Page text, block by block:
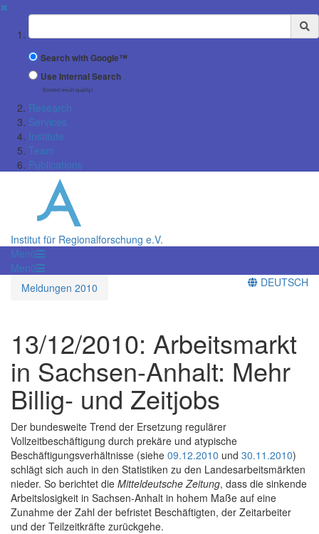
✖
Suchbegriff
Search with Google™
Use Internal Search
(limited result quality)
Research
Services
Institute
Team
Publications
Institut für Regionalforschung e.V.
Menü
Menü
Meldungen 2010
DEUTSCH
13/12/2010: Arbeitsmarkt
in Sachsen-Anhalt: Mehr
Billig- und Zeitjobs
Der bundesweite Trend der Ersetzung regulärer
Vollzeitbeschäftigung durch prekäre und atypische
Beschäftigungsverhältnisse (siehe 09.12.2010 und 30.11.2010)
schlägt sich auch in den Statistiken zu den Landesarbeitsmärkten
nieder. So berichtet die Mitteldeutsche Zeitung, dass die sinkende
Arbeitslosigkeit in Sachsen-Anhalt in hohem Maße auf eine
Zunahme der Zahl der befristet Beschäftigten, der Zeitarbeiter
und der Teilzeitkräfte zurückgehe.